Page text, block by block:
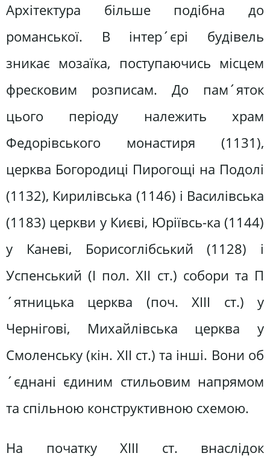
Архітектура більше подібна до
романської. В інтер´єрі будівель
зникає мозаїка, поступаючись місцем
фресковим розписам. До пам´яток
цього періоду належить храм
Федорівського монастиря (1131),
церква Богородиці Пирогощі на Подолі
(1132), Кирилівська (1146) і Василівська
(1183) церкви у Києві, Юріївсь-ка (1144)
у Каневі, Борисоглібський (1128) і
Успенський (І пол. XII ст.) собори та П
´ятницька церква (поч. XIII ст.) у
Чернігові, Михайлівська церква у
Смоленську (кін. XII ст.) та інші. Вони об
´єднані єдиним стильовим напрямом
та спільною конструктивною схемою.
На початку XIII ст. внаслідок